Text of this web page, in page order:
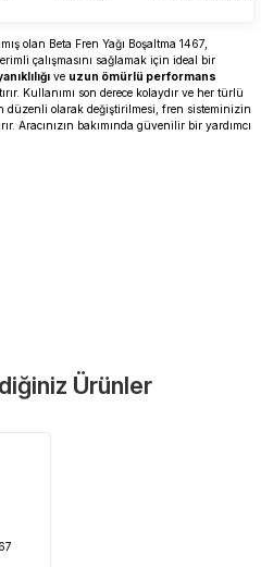
olan Beta Fren Yağı Boşaltma 1467,
çalışmasını sağlamak için ideal bir
ve uzun ömürlü performans
Kullanımı son derece kolaydır ve her türlü
düzenli olarak değiştirilmesi, fren sisteminizin
Aracınızın bakımında güvenilir bir yardımcı
altındadır. Size en yakın
Yaz Ürünler